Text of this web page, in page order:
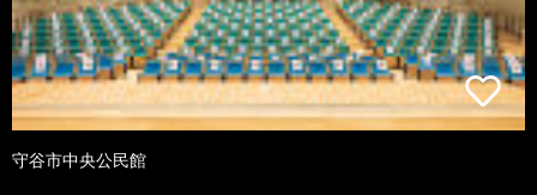
守谷市中央公民館